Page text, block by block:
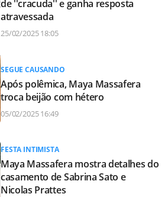
de ''cracuda'' e ganha resposta
atravessada
25/02/2025 18:05
SEGUE CAUSANDO
Após polêmica, Maya Massafera
troca beijão com hétero
05/02/2025 16:49
FESTA INTIMISTA
Maya Massafera mostra detalhes do
casamento de Sabrina Sato e
Nicolas Prattes